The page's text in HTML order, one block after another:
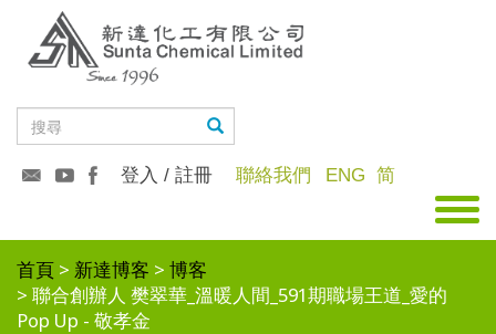
登入 / 註冊 聯絡我們 ENG 简
首頁 新達博客
博客
聯合創辦人 樊翠華_溫暖人間_591期職場王道_愛的
Pop Up - 敬孝金